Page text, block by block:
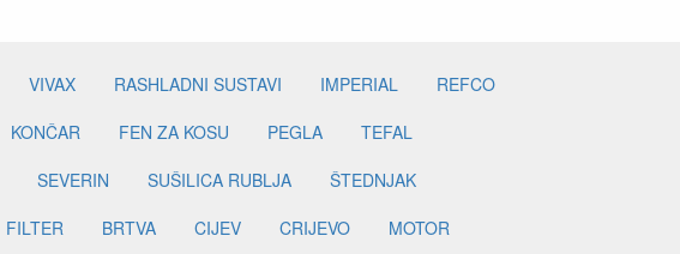
VIVAX RASHLADNI SUSTAVI IMPERIAL
REFCO
KONČAR FEN ZA KOSU PEGLA
TEFAL
SEVERIN SUŠILICA RUBLJA
ŠTEDNJAK
FILTER BRTVA CIJEV CRIJEVO
MOTOR